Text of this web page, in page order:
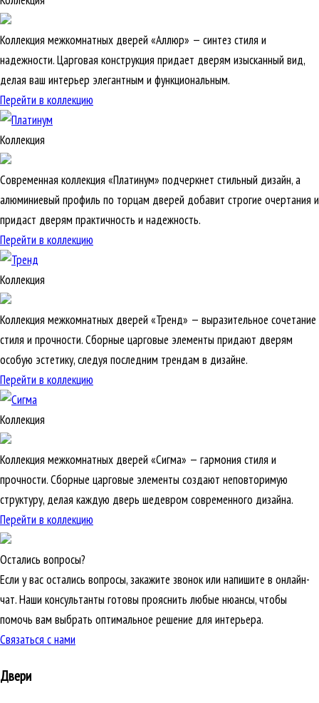
Коллекция межкомнатных дверей «Аллюр» — синтез стиля и
надежности. Царговая конструкция придает дверям изысканный вид,
делая ваш интерьер элегантным и функциональным.
Перейти в коллекцию
Коллекция
Современная коллекция «Платинум» подчеркнет стильный дизайн, а
алюминиевый профиль по торцам дверей добавит строгие очертания и
придаст дверям практичность и надежность.
Перейти в коллекцию
Коллекция
Коллекция межкомнатных дверей «Тренд» — выразительное сочетание
стиля и прочности. Сборные царговые элементы придают дверям
особую эстетику, следуя последним трендам в дизайне.
Перейти в коллекцию
Коллекция
Коллекция межкомнатных дверей «Сигма» — гармония стиля и
прочности. Сборные царговые элементы создают неповторимую
структуру, делая каждую дверь шедевром современного дизайна.
Перейти в коллекцию
Остались вопросы?
Если у вас остались вопросы, закажите звонок или напишите в онлайн-
чат. Наши консультанты готовы прояснить любые нюансы, чтобы
помочь вам выбрать оптимальное решение для интерьера.
Связаться с нами
Двери